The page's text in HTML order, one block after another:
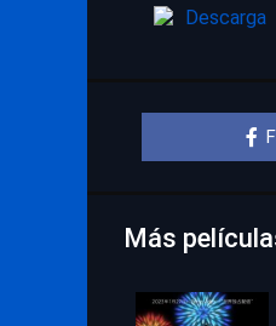
Descarga
Más